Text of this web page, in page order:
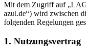
Mit dem Zugriff auf
azul.de“) wird zwischen
folgenden Regelungen
1. Nutzungsvertrag